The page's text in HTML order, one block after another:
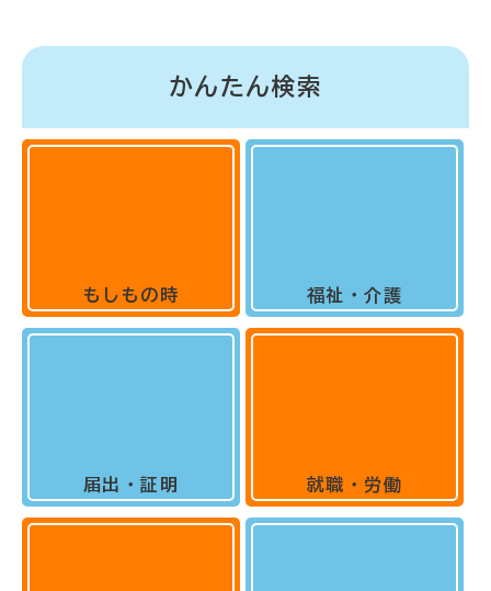
かんたん検索
もしもの時
届出・証明
福祉・介護
就職・労働